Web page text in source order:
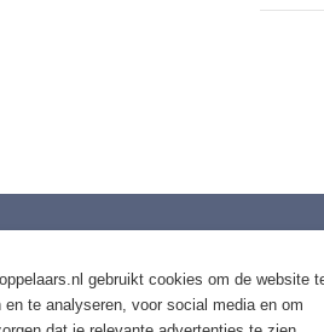
•
gebruikt cookies om de website
en te analyseren, voor social media en om